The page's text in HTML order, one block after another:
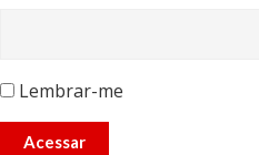
Lembrar-me
Acessar